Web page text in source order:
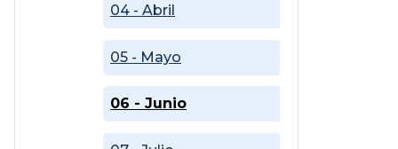
04 - Abril
05 - Mayo
06 - Junio